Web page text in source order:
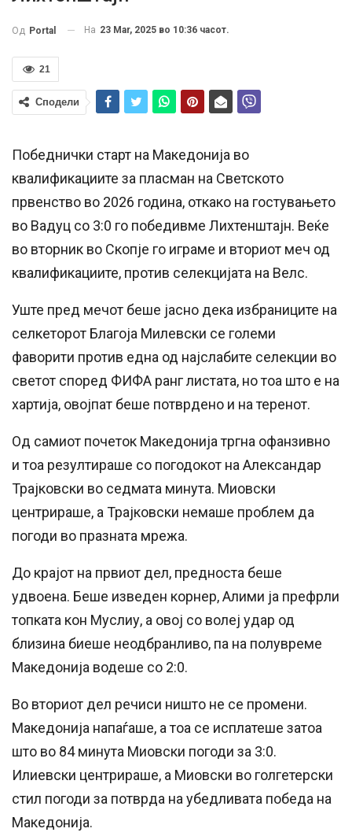
Од Portal На 23 Mar, 2025 во 10:36 часот.
21
Сподели
Победнички старт на Македонија во
квалификациите за пласман на Светското
првенство во 2026 година, откако на гостувањето
во Вадуц со 3:0 го победивме Лихтенштајн. Веќе
во вторник во Скопје го играме и вториот меч од
квалификациите, против селекцијата на Велс.
Уште пред мечот беше јасно дека избраниците на
селкеторот Благоја Милевски се големи
фаворити против една од најслабите селекции во
светот според ФИФА ранг листата, но тоа што е на
хартија, овојпат беше потврдено и на теренот.
Од самиот почеток Македонија тргна офанзивно
и тоа резултираше со погодокот на Александар
Трајковски во седмата минута. Миовски
центрираше, а Трајковски немаше проблем да
погоди во празната мрежа.
До крајот на првиот дел, предноста беше
удвоена. Беше изведен корнер, Алими ја префрли
топката кон Муслиу, а овој со волеј удар од
близина биеше неодбранливо, па на полувреме
Македонија водеше со 2:0.
Во вториот дел речиси ништо не се промени.
Македонија напаѓаше, а тоа се исплатеше затоа
што во 84 минута Миовски погоди за 3:0.
Илиевски центрираше, а Миовски во голгетерски
стил погоди за потврда на убедливата победа на
Македонија.